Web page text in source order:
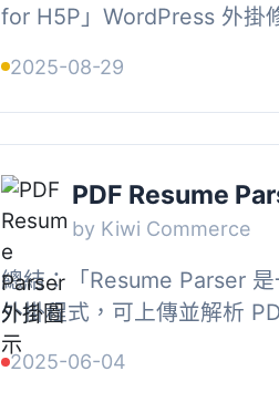
for H5P」WordPress 外掛
的 H5P 內容先前狀態。當...
2025-08-29
PDF Resume
by Kiwi Commerce
總結：「Resume Parser
外掛程式，可上傳並解析
能透過表單提交其簡歷，並
的資料表中顯示解析後的數
2025-06-04